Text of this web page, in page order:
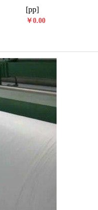
[pp]
￥0.00